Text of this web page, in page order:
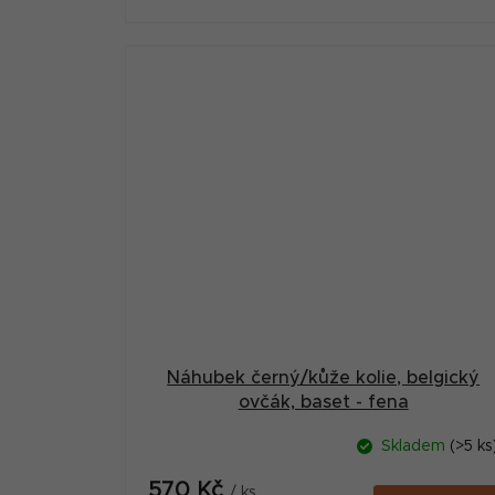
Náhubek černý/kůže kolie, belgický
ovčák, baset - fena
Skladem (>5
570 Kč